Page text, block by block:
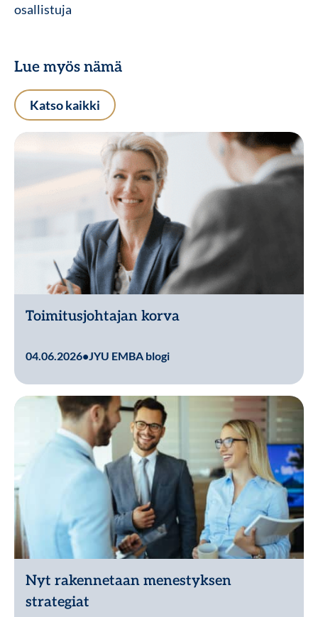
osallistuja
Lue myös nämä
Katso kaikki
Toimitusjohtajan korva
04.06.2026•JYU EMBA blogi
Nyt rakennetaan menestyksen
strategiat